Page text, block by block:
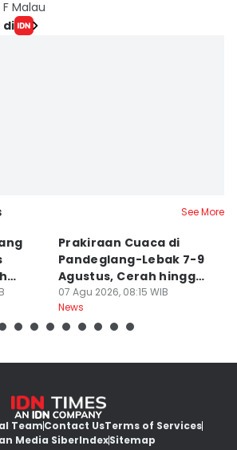
Malau
di
See More
Prakiraan Cuaca di
Pandeglang-Lebak 7-9
Agustus, Cerah hingga
Berawan
07 Agu 2026, 08:15 WIB
News
TeamContact UsTerms of Services
Media SiberIndexSitemap